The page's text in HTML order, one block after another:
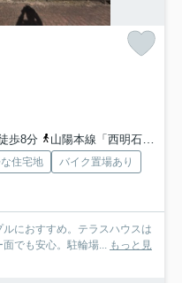
歩8分
山陽本線「西明石」駅 徒歩26分
住宅地
バイク置場あり
におすすめ。テラスハウスは
でも安心。駐輪場... もっと見